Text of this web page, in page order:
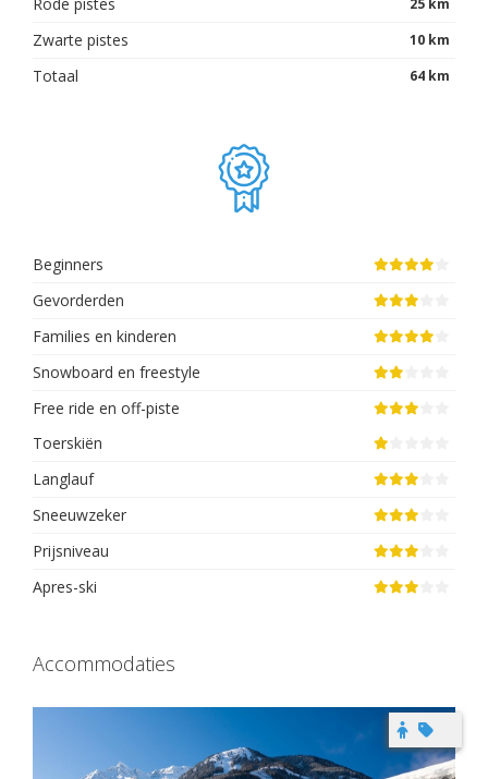
Zwarte pistes 10 km
Totaal 64 km
Beginners
Gevorderden
Families en kinderen
Snowboard en freestyle
Free ride en off-piste
Toerskiën
Langlauf
Sneeuwzeker
Prijsniveau
Apres-ski
Accommodaties